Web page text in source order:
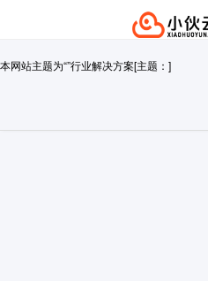
本网站主题为“”行业解决方案[主题：]